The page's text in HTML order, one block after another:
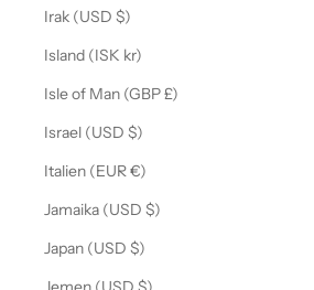
Irak (USD $)
Island (ISK kr)
Isle of Man (GBP £)
Israel (USD $)
Italien (EUR €)
Jamaika (USD $)
Japan (USD $)